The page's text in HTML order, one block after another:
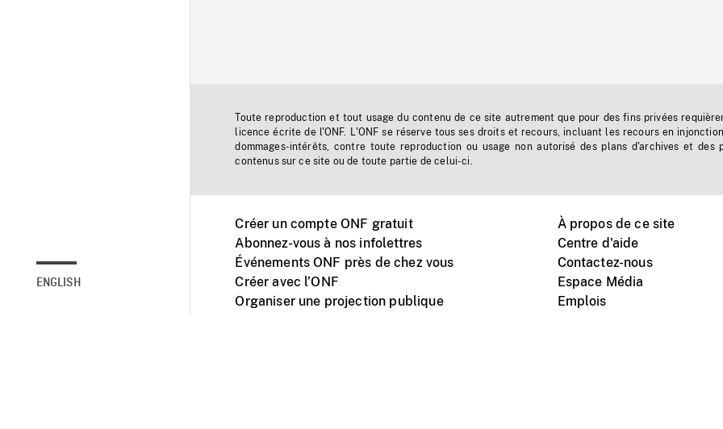
ENGLISH
Toute reproduction et tout usage du contenu de ce site autrement que pour des fins privées
licence écrite de l'ONF. L'ONF se réserve tous ses droits et recours, incluant les recours en
dommages-intérêts, contre toute reproduction ou usage non autorisé des plans d'archives et des
contenus sur ce site ou de toute partie de celui-ci.
Créer un compte ONF gratuit
Abonnez-vous à nos infolettres
Événements ONF près de chez vous
Créer avec l’ONF
Organiser une projection publique
À propos de ce site
Centre d'aide
Contactez-nous
Espace Média
Emplois